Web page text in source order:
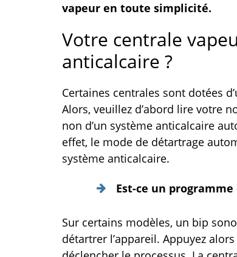
vapeur en toute simplicité.
Votre centrale
anticalcaire ?
Certaines centrales sont dotées
Alors, veuillez d’abord lire votre
non d’un système anticalcaire
effet, le mode de détartrage
système anticalcaire.
Est-ce un
Sur certains modèles, un bip
détartrer l’appareil. Appuyez